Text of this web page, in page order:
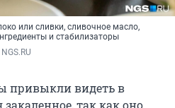
или сливки, сливочное масло,
и стабилизаторы
привыкли видеть в
так как оно